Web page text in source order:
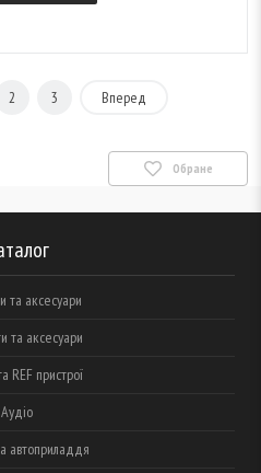
2 3 Вперед
Обране
та аксесуари
та аксесуари
REF пристрої
Аудіо
автоприладдя